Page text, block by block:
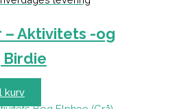
– Aktivitets -og
kurv